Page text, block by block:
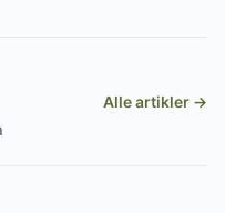
Alle artikler →